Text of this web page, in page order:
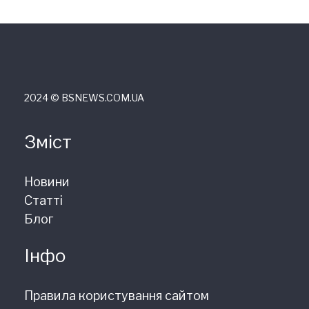
2024 © ВSNEWS.COM.UA
Зміст
Новини
Статті
Блог
Інфо
Правила користування сайтом